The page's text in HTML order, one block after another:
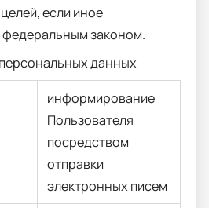
если иное
законом.
данных
информирование
Пользователя
посредством
отправки
электронных писем